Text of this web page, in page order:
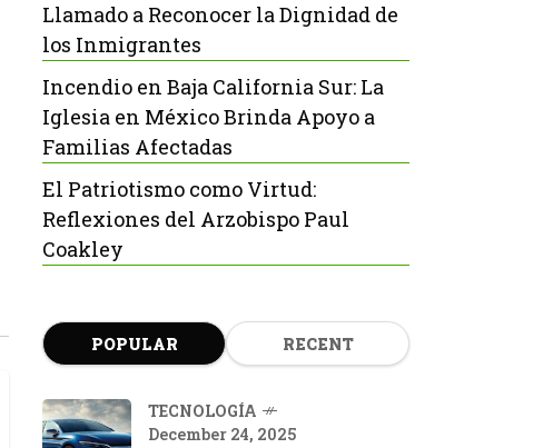
Llamado a Reconocer la Dignidad de
los Inmigrantes
Incendio en Baja California Sur: La
Iglesia en México Brinda Apoyo a
Familias Afectadas
El Patriotismo como Virtud:
Reflexiones del Arzobispo Paul
Coakley
POPULAR RECENT
TECNOLOGÍA
December 24, 2025